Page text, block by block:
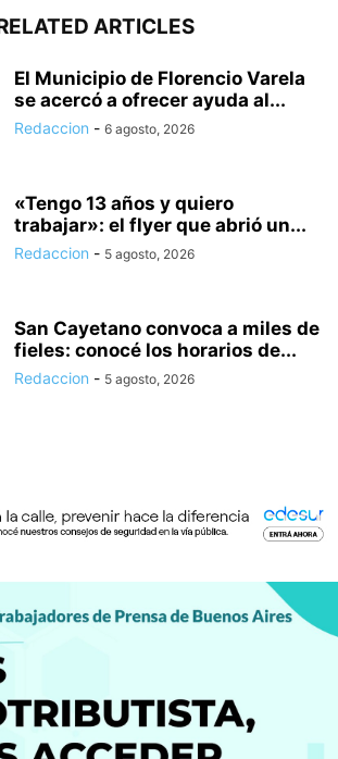
ARTICLES
El Municipio de Florencio Varela
se acercó a ofrecer ayuda al...
Redaccion - 6 agosto, 2026
«Tengo 13 años y quiero
trabajar»: el flyer que abrió un...
Redaccion - 5 agosto, 2026
San Cayetano convoca a miles de
fieles: conocé los horarios de...
Redaccion - 5 agosto, 2026